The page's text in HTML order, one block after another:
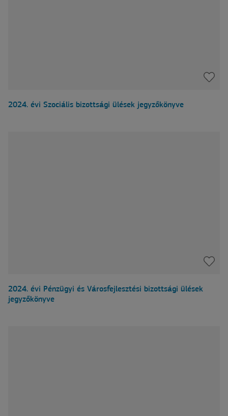
2024. évi Szociális bizottsági ülések jegyzőkönyve
2024. évi Pénzügyi és Városfejlesztési bizottsági ülések
jegyzőkönyve